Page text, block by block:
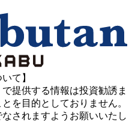
て】
提供する情報は投資勧誘ま
を目的としておりません。
されますようお願いいたし